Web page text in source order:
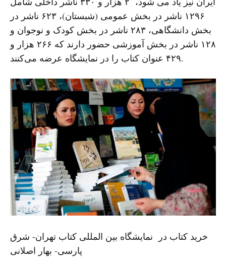
۱۲۹۶ ناشر در بخش عمومی (شبستان)، ۶۲۳ ناشر در
بخش دانشگاهی، ۲۸۳ ناشر در بخش کودک و نوجوان و
۱۲۸ ناشر در بخش آموزشی حضور دارند که ۲۶۶ هزار و
۴۲۹ عنوان کتاب را در نمایشگاه عرضه می‌کنند.
خرید کتاب در نمایشگاه بین المللی کتاب تهران- شرق
پارسی- بهار اصلانی